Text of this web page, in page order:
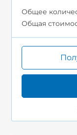
Общее
Общая